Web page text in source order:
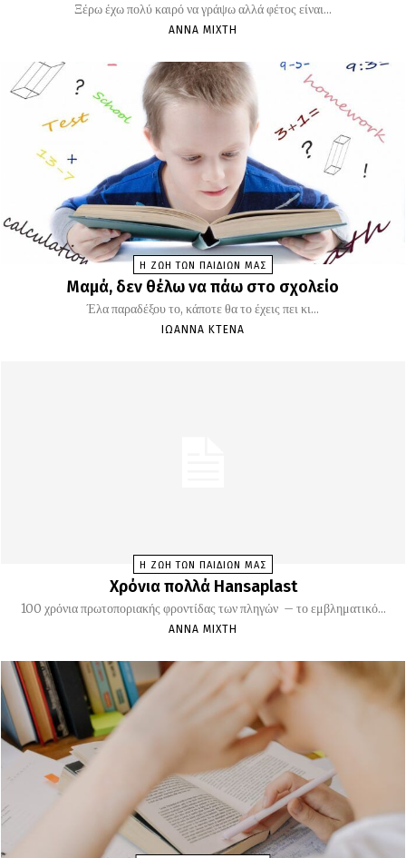
Ξέρω έχω πολύ καιρό να γράψω αλλά φέτος είναι...
ΆΝΝΑ ΜΊΧΤΗ
Η ΖΩΗ ΤΩΝ ΠΑΙΔΙΩΝ ΜΑΣ
Μαμά, δεν θέλω να πάω στο σχολείο
Έλα παραδέξου το, κάποτε θα το έχεις πει κι...
ΙΩΆΝΝΑ ΚΤΕΝΆ
Η ΖΩΗ ΤΩΝ ΠΑΙΔΙΩΝ ΜΑΣ
Χρόνια πολλά Hansaplast
100 χρόνια πρωτοποριακής φροντίδας των πληγών – το εμβληματικό...
ΆΝΝΑ ΜΊΧΤΗ